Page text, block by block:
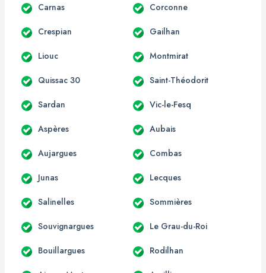
Carnas Corconne
Crespian Gailhan
Liouc Montmirat
Quissac 30 Saint-Théodorit
Sardan Vic-le-Fesq
Aspères Aubais
Aujargues Combas
Junas Lecques
Salinelles Sommières
Souvignargues Le Grau-du-Roi
Bouillargues Rodilhan